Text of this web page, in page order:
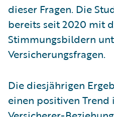
dieser Fragen. Die
bereits seit 2020 mit
Stimmungsbildern
Versicherungsfragen.
Die diesjährigen
einen positiven